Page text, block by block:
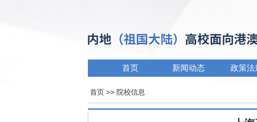
首页 新闻动态 政策法
首页 >> 院校信息